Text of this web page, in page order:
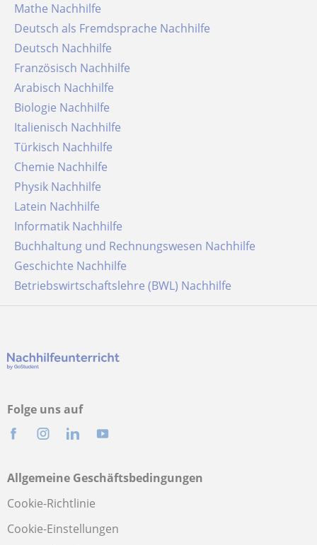
Mathe Nachhilfe
Deutsch als Fremdsprache Nachhilfe
Deutsch Nachhilfe
Französisch Nachhilfe
Arabisch Nachhilfe
Biologie Nachhilfe
Italienisch Nachhilfe
Türkisch Nachhilfe
Chemie Nachhilfe
Physik Nachhilfe
Latein Nachhilfe
Informatik Nachhilfe
Buchhaltung und Rechnungswesen Nachhilfe
Geschichte Nachhilfe
Betriebswirtschaftslehre (BWL) Nachhilfe
Folge uns auf
Allgemeine Geschäftsbedingungen
Cookie-Richtlinie
Cookie-Einstellungen